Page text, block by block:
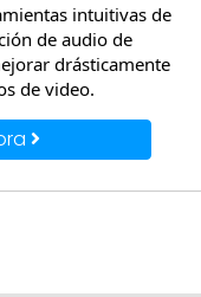
intuitivas de
de audio de
drásticamente
de video.